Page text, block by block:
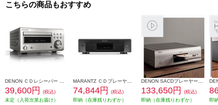
こちらの商品もおすすめ
39,600円
(税込)
未定（入荷次第お届け）
74,844円
(税込)
即納（在庫残りわずか）
133,650円
(税込)
即納（在庫残りわずか）
即